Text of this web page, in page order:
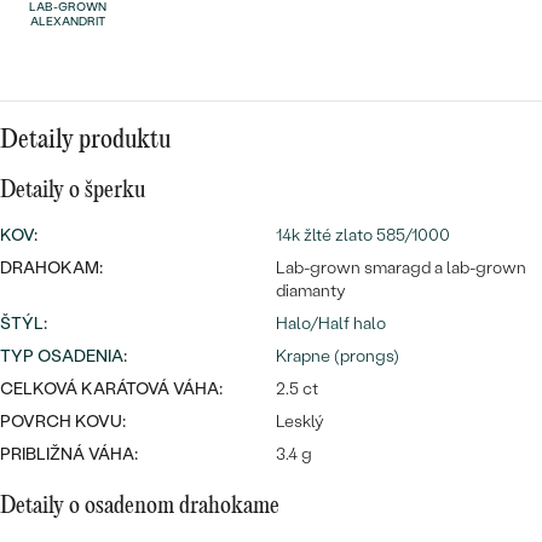
Wave kolekcia
NA MIERU
DIAMANTY
Personalizované
prívesky
OBJAVIŤ
prstene
LAB-GROWN
ALEXANDRIT
Detaily produktu
Detaily o šperku
KOV:
14k žlté zlato 585/1000
DRAHOKAM:
Lab-grown smaragd a lab-grown
diamanty
ŠTÝL:
Halo/Half halo
TYP OSADENIA:
Krapne (prongs)
CELKOVÁ KARÁTOVÁ VÁHA:
2.5 ct
POVRCH KOVU:
Lesklý
PRIBLIŽNÁ VÁHA:
3.4 g
Detaily o osadenom drahokame